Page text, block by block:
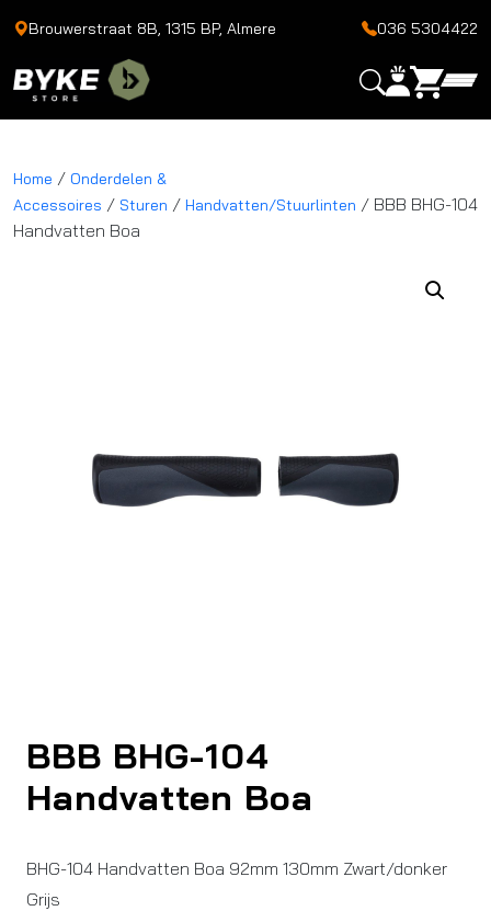
Brouwerstraat 8B, 1315 BP, Almere 036 5304422
Home / Onderdelen &
Accessoires / Sturen / Handvatten/Stuurlinten / BBB BHG-104
Handvatten Boa
BBB BHG-104
Handvatten Boa
BHG-104 Handvatten Boa 92mm 130mm Zwart/donker
Grijs